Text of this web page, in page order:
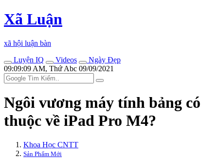
Xã Luận
xã hội luận bàn
Luyện IQ
Videos
Ngày Đẹp
09:09:09 AM, Thứ Abc 09/09/2021
Ngôi vương máy tính bảng có
thuộc về iPad Pro M4?
Khoa Học CNTT
Sản Phẩm Mới